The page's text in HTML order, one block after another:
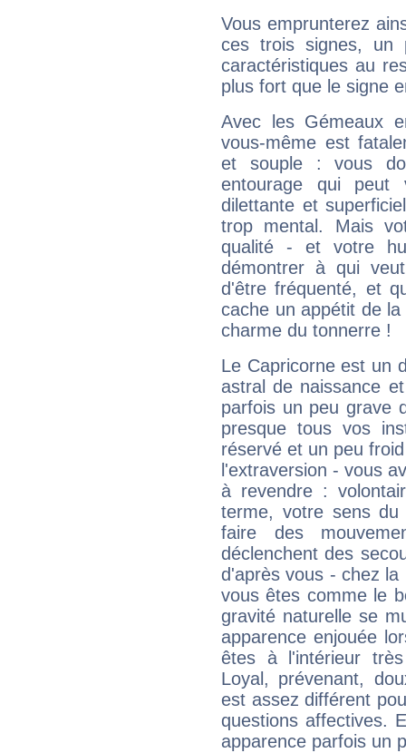
Vous emprunterez
ces trois signes, un
caractéristiques au
plus fort que le signe
Avec les Gémeaux
vous-même est
et souple : vous
entourage qui
dilettante et
trop mental. Mais
qualité - et votre
démontrer à qui
d'être fréquenté, et
cache un appétit de
charme du tonnerre !
Le Capricorne est un
astral de naissance
parfois un peu grave
presque tous vos
réservé et un peu
l'extraversion - vous
à revendre :
terme, votre sens
faire des
déclenchent des
d'après vous - chez
vous êtes comme le
gravité naturelle se
apparence enjouée
êtes à l'intérieur
Loyal, prévenant,
est assez différent
questions affectives.
apparence parfois un